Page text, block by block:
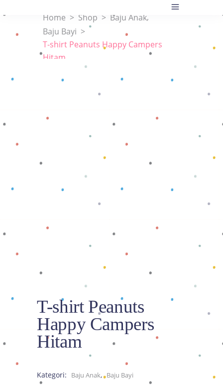
Home > Shop > Baju Anak,
Baju Bayi >
T-shirt Peanuts Happy Campers
Hitam
T-shirt Peanuts
Happy Campers
Hitam
Kategori: Baju Anak, Baju Bayi